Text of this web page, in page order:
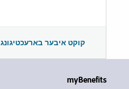
קוקט איבער בארעכטיגונג
myBenefits